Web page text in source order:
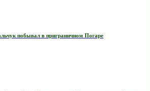
побывал в приграничном Погаре